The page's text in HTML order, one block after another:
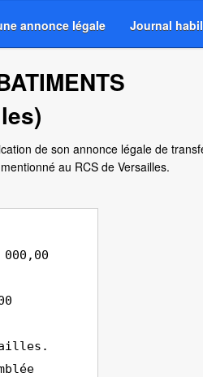
annonce légale Journal
de son annonce légale de
au RCS de Versailles.